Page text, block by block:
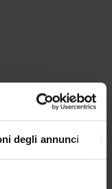
degli annunci